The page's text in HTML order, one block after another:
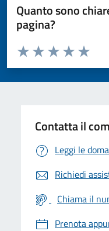
Quanto sono
pagina?
Valuta da 1 a 5 stelle la
Valuta
Valuta 4
Valuta 3 stelle
Valuta 2 stelle su 5
Valuta 1 stelle su 5
Contatta il
Leggi le
Richiedi
Chiama il
Prenota